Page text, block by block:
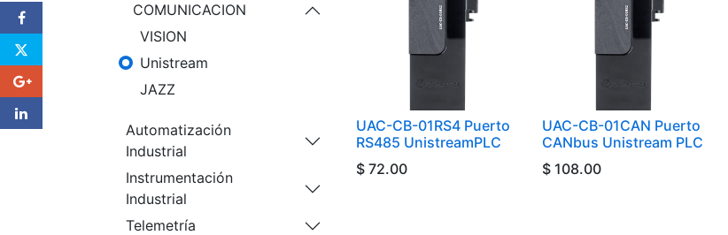
COMUNICACION
VISION
Unistream
JAZZ
Automatización
Industrial
Instrumentación
Industrial
Telemetría
UAC-CB-01RS4 Puerto
RS485 UnistreamPLC
$ 72.00
UAC-CB-01CAN Puerto
CANbus Unistream PLC
$ 108.00